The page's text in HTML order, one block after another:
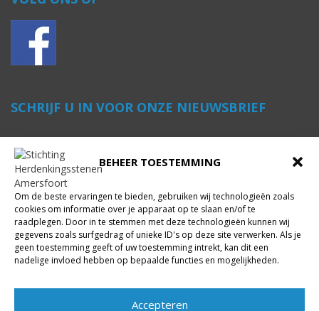
BEHEER TOESTEMMING
Om de beste ervaringen te bieden, gebruiken wij technologieën zoals
cookies om informatie over je apparaat op te slaan en/of te
raadplegen. Door in te stemmen met deze technologieën kunnen wij
gegevens zoals surfgedrag of unieke ID's op deze site verwerken. Als je
geen toestemming geeft of uw toestemming intrekt, kan dit een
nadelige invloed hebben op bepaalde functies en mogelijkheden.
Accepteren
SCHRIJF U IN VOOR ONZE NIEUWSBRIEF
Voornaam
Achternaam*
E-mailadres*